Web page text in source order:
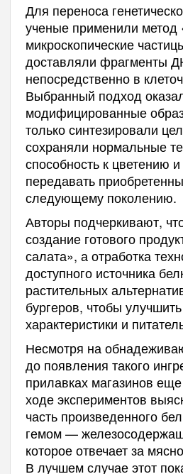
Для переноса
ученые применили
микроскопические
доставляли фрагменты
непосредственно в
Выбранный подход
модифицированные
только синтезировали
сохраняли нормальные
способность к цветению
передавать
следующему поколению.
Авторы подчеркивают,
создание готового
салата», а отработка
доступного источника
растительных
бургеров, чтобы
характеристики и
Несмотря на
до появления такого
прилавках магазинов
ходе экспериментов
часть произведенного
гемом —
которое отвечает за
В лучшем случае этот